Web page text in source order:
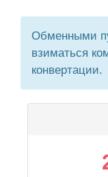
Обменными
взиматься
конвертации.